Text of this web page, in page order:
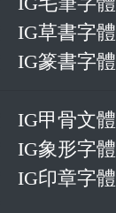
IG草書字體
IG篆書字體
IG甲骨文體
IG象形字體
IG印章字體